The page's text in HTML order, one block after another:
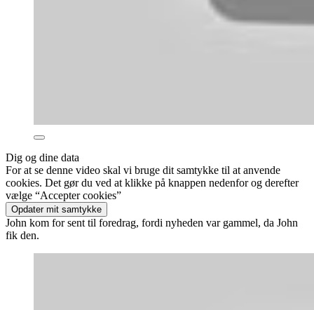
Dig og dine data
For at se denne video skal vi bruge dit samtykke til at anvende
cookies. Det gør du ved at klikke på knappen nedenfor og derefter
vælge “Accepter cookies”
Opdater mit samtykke
John kom for sent til foredrag, fordi nyheden var gammel, da John
fik den.